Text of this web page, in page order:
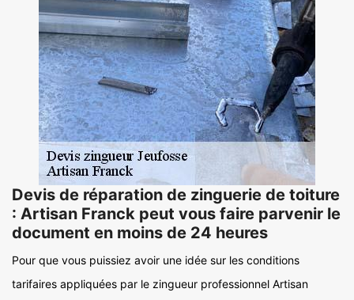
Devis de réparation de zinguerie de toiture
: Artisan Franck peut vous faire parvenir le
document en moins de 24 heures
Pour que vous puissiez avoir une idée sur les conditions
tarifaires appliquées par le zingueur professionnel Artisan